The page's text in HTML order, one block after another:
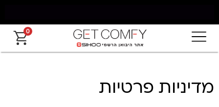
משלוח חינם מאילת עד החרמון עד 5 ימי עסקים
0
מדיניות פרטיות